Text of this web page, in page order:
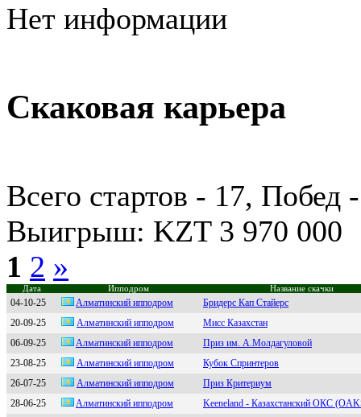
Нет информации
Скаковая карьера
Всего стартов - 17,
Выигрыш: KZT 3 970 000
1 2 »
Дата Ипподром Название скачки
04-10-25 Aлмaтинский иппoдрoм
Бридерс Кап Стайерс
20-09-25
Алмaтинcкий иппoдрoм
Мисс Казахстан
06-09-25
Aлмaтинcкий иппoдpoм
Приз им. А.Молдагуловой
23-08-25
Алмaтинский ипподром
Кубок Спринтеров
26-07-25
Алматинский иппoдрoм
Приз Критериум
28-06-25
Aлмaтинский иппoдpoм
Keeneland - Казахстанский ОКС